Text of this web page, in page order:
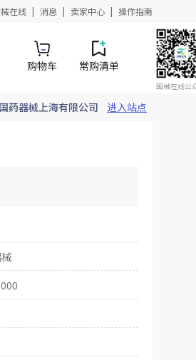
在线 消息 卖家中心 操作指南
购物车 常购清单
国械在线公
国药器械上海有限公司 进入站点